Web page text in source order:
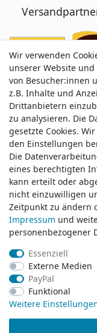
Service &
Durchschnittliche Bewertung
Bewertungsgrundlage
Wir verwenden
unserer Website
von Besucher:innen
z.B. Inhalte und
Drittanbietern
zu analysieren. Die
gesetzte Cookies.
den Einstellungen
Die
eines berechtigten
kann erteilt oder
nicht einzuwilligen
Zeitpunkt zu ändern
Impressum und
personenbezogener
Essenziell
Externe Medien
PayPal
Funktional
Weitere
Wir verwenden
unserer Website
von Besucher:innen
z.B. Inhalte und
Drittanbietern
zu analysieren. Die
gesetzte Cookies.
den Einstellungen
Die
eines berechtigten
kann erteilt oder
nicht einzuwilligen
Zeitpunkt zu ändern
Impressum und
personenbezogener
Essenziell
Externe Medien
PayPal
Funktional
Weitere